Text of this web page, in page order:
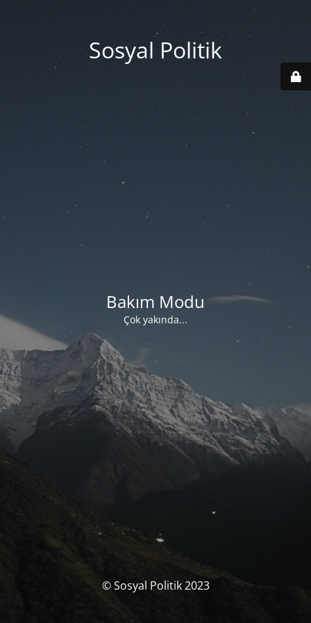
Sosyal Politik
Bakım Modu
Çok yakında...
© Sosyal Politik 2023